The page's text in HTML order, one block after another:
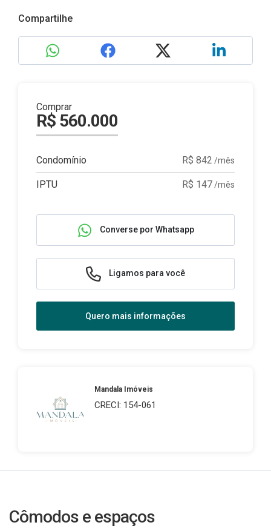
Compartilhe
Comprar
R$ 560.000
Condomínio R$ 842 /mês
IPTU R$ 147/mês
Converse por Whatsapp
Ligamos para você
Quero mais informações
Mandala Imóveis
CRECI: 154-061
Cômodos e espaços